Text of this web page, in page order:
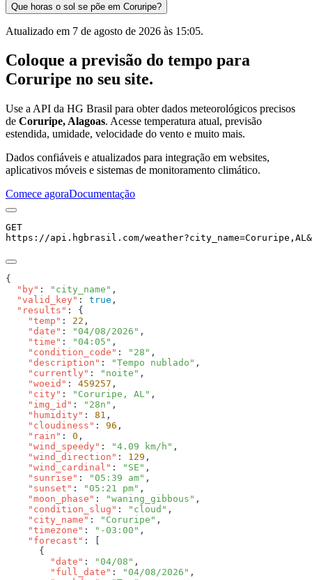
Que horas o sol se põe em Coruripe?
Atualizado em 7 de agosto de 2026 às 15:05.
Coloque a previsão do tempo para
Coruripe no seu site.
Use a API da HG Brasil para obter dados meteorológicos precisos
de Coruripe, Alagoas. Acesse temperatura atual, previsão
estendida, umidade, velocidade do vento e muito mais.
Dados confiáveis e atualizados para integração em websites,
aplicativos móveis e sistemas de monitoramento climático.
Comece agoraDocumentação
GET
https://api.hgbrasil.com/weather?city_name=Coruripe,AL&
  "by"
: "city_name"
  "valid_key"
: true
  "results"
    "temp"
: 22
    "date"
: "04/08/2026"
    "time"
: "04:05"
    "condition_code"
: "28"
    "description"
: "Tempo nublado"
    "currently"
: "noite"
    "woeid"
: 459257
    "city"
: "Coruripe, AL"
    "img_id"
: "28n"
    "humidity"
: 81
    "cloudiness"
: 96
    "rain"
: 0
    "wind_speedy"
: "4.09 km/h"
    "wind_direction"
: 129
    "wind_cardinal"
: "SE"
    "sunrise"
: "05:39 am"
    "sunset"
: "05:21 pm"
    "moon_phase"
: "waning_gibbous"
    "condition_slug"
: "cloud"
    "city_name"
: "Coruripe"
    "timezone"
: "-03:00"
    "forecast"
        "date"
: "04/08"
        "full_date"
: "04/08/2026"